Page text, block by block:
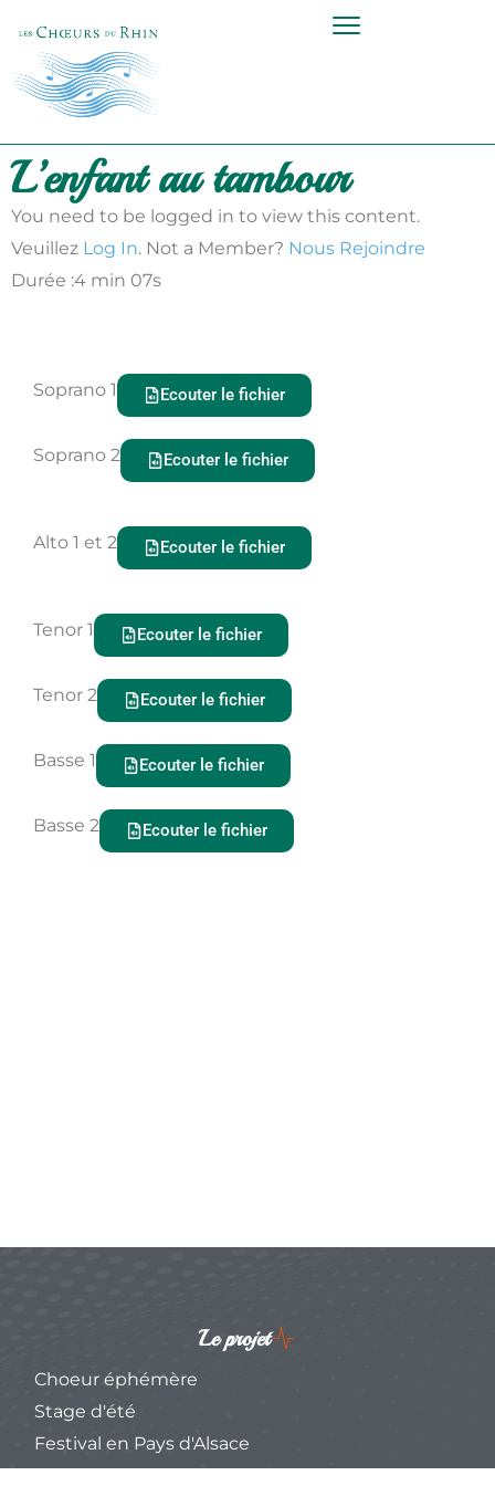
L’enfant au tambour
You need to be logged in to view this content.
Veuillez Log In. Not a Member? Nous Rejoindre
Durée :4 min 07s
Soprano 1 Ecouter le fichier
Soprano 2 Ecouter le fichier
Alto 1 et 2 Ecouter le fichier
Tenor 1 Ecouter le fichier
Tenor 2 Ecouter le fichier
Basse 1 Ecouter le fichier
Basse 2 Ecouter le fichier
Le projet
Choeur éphémère
Stage d'été
Festival en Pays d'Alsace